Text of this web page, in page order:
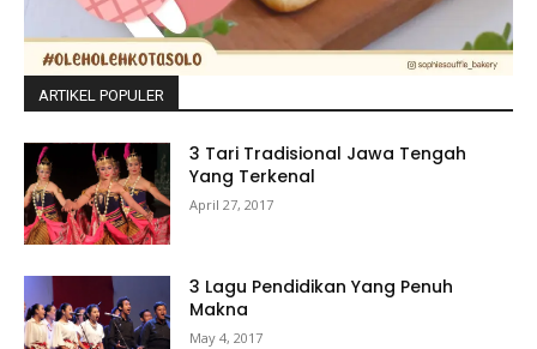
ARTIKEL POPULER
3 Tari Tradisional Jawa Tengah
Yang Terkenal
April 27, 2017
3 Lagu Pendidikan Yang Penuh
Makna
May 4, 2017